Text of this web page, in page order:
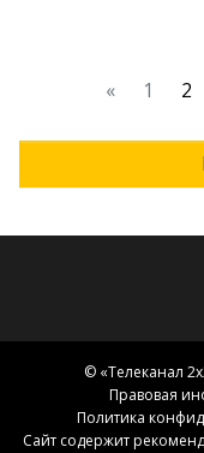
« 1 2
© «Телеканал
Правовая
Политика
Сайт содержит